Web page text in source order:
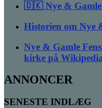
🇩🇰 Nye &
Historien om Nye
Nye & Gamle
kirke på
ANNONCER
SENESTE INDLÆG